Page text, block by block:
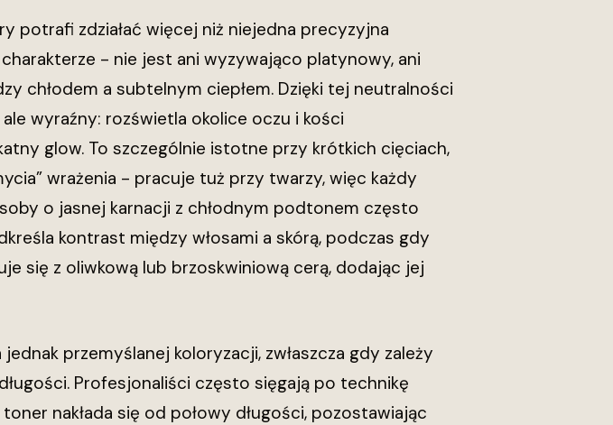
potrafi zdziałać więcej niż niejedna precyzyjna
- nie jest ani wyzywająco platynowy, ani
chłodem a subtelnym ciepłem. Dzięki tej neutralności
wyraźny: rozświetla okolice oczu i kości
glow. To szczególnie istotne przy krótkich cięciach,
wrażenia - pracuje tuż przy twarzy, więc każdy
o jasnej karnacji z chłodnym podtonem często
kontrast między włosami a skórą, podczas gdy
się z oliwkową lub brzoskwiniową cerą, dodając jej
przemyślanej koloryzacji, zwłaszcza gdy zależy
Profesjonaliści często sięgają po technikę
nakłada się od połowy długości, pozostawiając